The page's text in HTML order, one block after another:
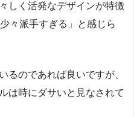
しく活発なデザインが特徴
々派手すぎる」と感じら
るのであれば良いですが、
は時にダサいと見なされて